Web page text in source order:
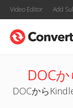
Video Editor Add
DOC
DOCから